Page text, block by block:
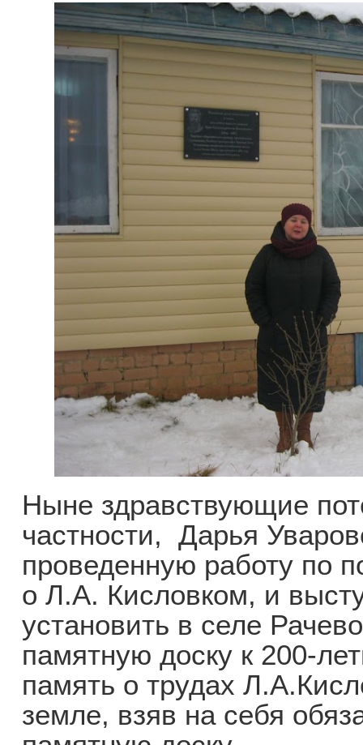
Ныне здравствующие
частности, Дарья
проведенную работу по
о Л.А. Кисловком, и
установить в селе
памятную доску к 200-
память о трудах
земле, взяв на себя